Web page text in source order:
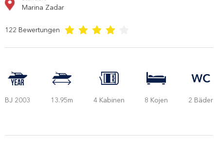
Marina Zadar
122 Bewertungen
BJ 2003 13.95m 4 Kabinen 8 Kojen 2 Bäder